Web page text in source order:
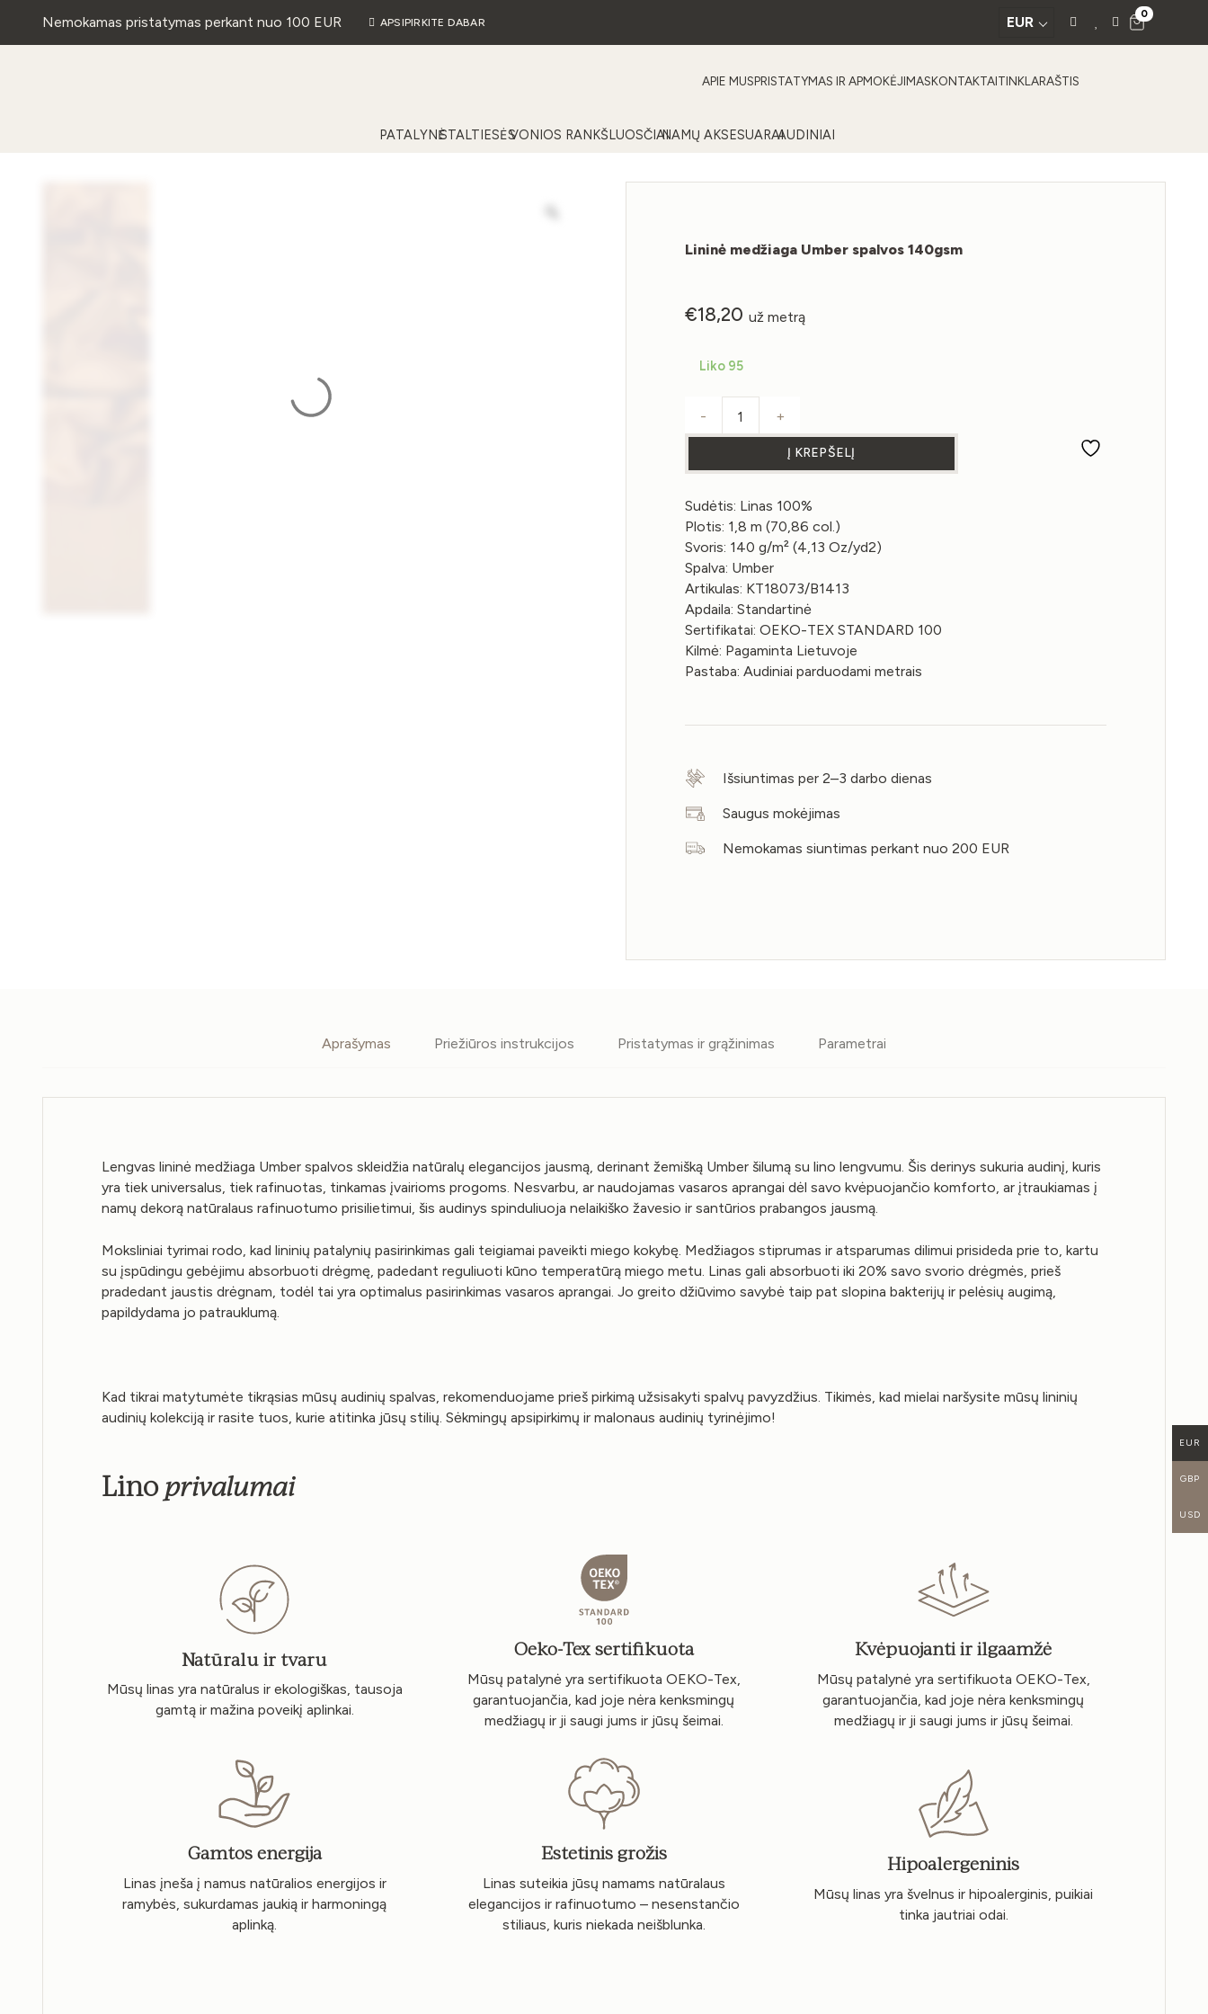
Nemokamas pristatymas perkant nuo 100 EUR APSIPIRKITE DABAR EUR 0
APIE MUSPRISTATYMAS IR APMOKĖJIMASKONTAKTAITINKLARAŠTIS
PATALYNĖSTALTIESĖSVONIOS RANKŠLUOSČIAINAMŲ AKSESUARAIAUDINIAI
Lininė medžiaga Umber spalvos 140gsm
€18,20 už metrą
Liko 95
produkto kiekis: Lininė medžiaga Umber spalvos 140gsm
- +
Į KREPŠELĮ
Sudėtis: Linas 100%
Plotis: 1,8 m (70,86 col.)
Svoris: 140 g/m² (4,13 Oz/yd2)
Spalva: Umber
Artikulas: KT18073/B1413
Apdaila: Standartinė
Sertifikatai: OEKO-TEX STANDARD 100
Kilmė: Pagaminta Lietuvoje
Pastaba: Audiniai parduodami metrais
Išsiuntimas per 2–3 darbo dienas
Saugus mokėjimas
Nemokamas siuntimas perkant nuo 200 EUR
Aprašymas Priežiūros instrukcijos Pristatymas ir grąžinimas Parametrai
Lengvas lininė medžiaga Umber spalvos skleidžia natūralų elegancijos jausmą, derinant žemišką Umber šilumą su lino lengvumu. Šis derinys sukuria audinį, kuris
yra tiek universalus, tiek rafinuotas, tinkamas įvairioms progoms. Nesvarbu, ar naudojamas vasaros aprangai dėl savo kvėpuojančio komforto, ar įtraukiamas į
namų dekorą natūralaus rafinuotumo prisilietimui, šis audinys spinduliuoja nelaikiško žavesio ir santūrios prabangos jausmą.
Moksliniai tyrimai rodo, kad lininių patalynių pasirinkimas gali teigiamai paveikti miego kokybę. Medžiagos stiprumas ir atsparumas dilimui prisideda prie to, kartu
su įspūdingu gebėjimu absorbuoti drėgmę, padedant reguliuoti kūno temperatūrą miego metu. Linas gali absorbuoti iki 20% savo svorio drėgmės, prieš
pradedant jaustis drėgnam, todėl tai yra optimalus pasirinkimas vasaros aprangai. Jo greito džiūvimo savybė taip pat slopina bakterijų ir pelėsių augimą,
papildydama jo patrauklumą.
Kad tikrai matytumėte tikrąsias mūsų audinių spalvas, rekomenduojame prieš pirkimą užsisakyti spalvų pavyzdžius. Tikimės, kad mielai naršysite mūsų lininių
audinių kolekciją ir rasite tuos, kurie atitinka jūsų stilių. Sėkmingų apsipirkimų ir malonaus audinių tyrinėjimo!
Linoprivalumai
Natūralu ir tvaru
Mūsų linas yra natūralus ir ekologiškas, tausoja
gamtą ir mažina poveikį aplinkai.
Oeko-Tex sertifikuota
Mūsų patalynė yra sertifikuota OEKO-Tex,
garantuojančia, kad joje nėra kenksmingų
medžiagų ir ji saugi jums ir jūsų šeimai.
Kvėpuojanti ir ilgaamžė
Mūsų patalynė yra sertifikuota OEKO-Tex,
garantuojančia, kad joje nėra kenksmingų
medžiagų ir ji saugi jums ir jūsų šeimai.
Gamtos energija
Linas įneša į namus natūralios energijos ir
ramybės, sukurdamas jaukią ir harmoningą
aplinką.
Estetinis grožis
Linas suteikia jūsų namams natūralaus
elegancijos ir rafinuotumo – nesenstančio
stiliaus, kuris niekada neišblunka.
Hipoalergeninis
Mūsų linas yra švelnus ir hipoalerginis, puikiai
tinka jautriai odai.
EUR
GBP
USD